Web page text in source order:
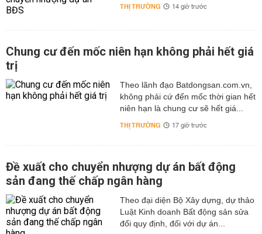
THỊ TRƯỜNG 14 giờ trước
Chung cư đến mốc niên hạn không phải hết giá
trị
Theo lãnh đạo Batdongsan.com.vn,
không phải cứ đến mốc thời gian hết
niên hạn là chung cư sẽ hết giá...
THỊ TRƯỜNG 17 giờ trước
Đề xuất cho chuyển nhượng dự án bất động
sản đang thế chấp ngân hàng
Theo đại diện Bộ Xây dựng, dự thảo
Luật Kinh doanh Bất động sản sửa
đổi quy định, đối với dự án...